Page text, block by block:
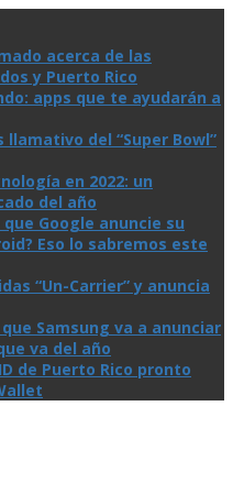
acerca de las
y Puerto Rico
apps que te ayudarán a
del “Super Bowl”
en 2022: un
del año
Google anuncie su
Eso lo sabremos este
“Un-Carrier” y anuncia
Samsung va a anunciar
va del año
de Puerto Rico pronto